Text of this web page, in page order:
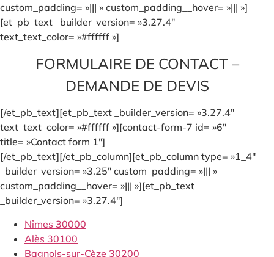
custom_padding= »||| » custom_padding__hover= »||| »]
[et_pb_text _builder_version= »3.27.4″
text_text_color= »#ffffff »]
FORMULAIRE DE CONTACT –
DEMANDE DE DEVIS
[/et_pb_text][et_pb_text _builder_version= »3.27.4″
text_text_color= »#ffffff »][contact-form-7 id= »6″
title= »Contact form 1″]
[/et_pb_text][/et_pb_column][et_pb_column type= »1_4″
_builder_version= »3.25″ custom_padding= »||| »
custom_padding__hover= »||| »][et_pb_text
_builder_version= »3.27.4″]
Nîmes 30000
Alès 30100
Bagnols-sur-Cèze 30200